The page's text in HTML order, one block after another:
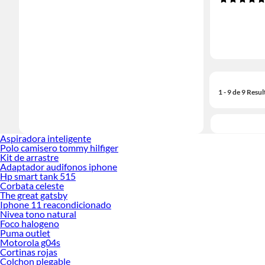
1 - 9 de 9
Aspiradora inteligente
Polo camisero tommy hilfiger
Kit de arrastre
Adaptador audifonos iphone
Hp smart tank 515
Corbata celeste
The great gatsby
Iphone 11 reacondicionado
Nivea tono natural
Foco halogeno
Puma outlet
Motorola g04s
Cortinas rojas
Colchon plegable